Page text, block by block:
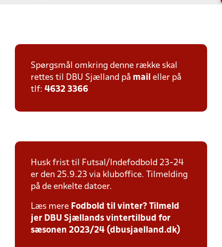
Spørgsmål omkring denne række skal
rettes til DBU Sjælland på mail eller på
tlf: 4632 3366
Husk frist til Futsal/Indefodbold 23-24
er den 25.9.23 via kluboffice. Tilmelding
på de enkelte datoer.
Læs mere Fodbold til vinter? Tilmeld
jer DBU Sjællands vintertilbud for
sæsonen 2023/24 (dbusjaelland.dk)